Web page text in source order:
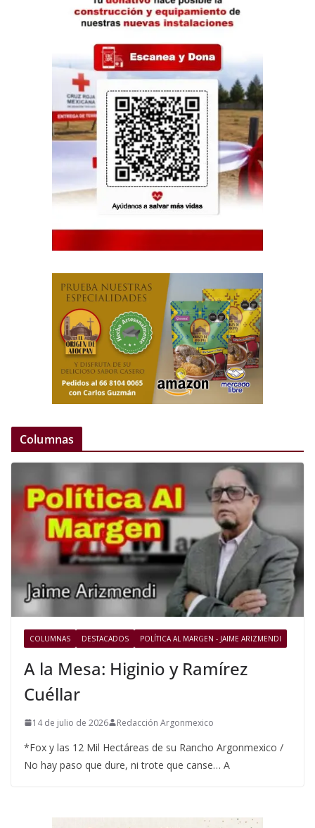
Columnas
COLUMNAS DESTACADOS POLÍTICA AL MARGEN - JAIME ARIZMENDI
A la Mesa: Higinio y Ramírez
Cuéllar
14 de julio de 2026 Redacción Argonmexico
*Fox y las 12 Mil Hectáreas de su Rancho Argonmexico /
No hay paso que dure, ni trote que canse… A